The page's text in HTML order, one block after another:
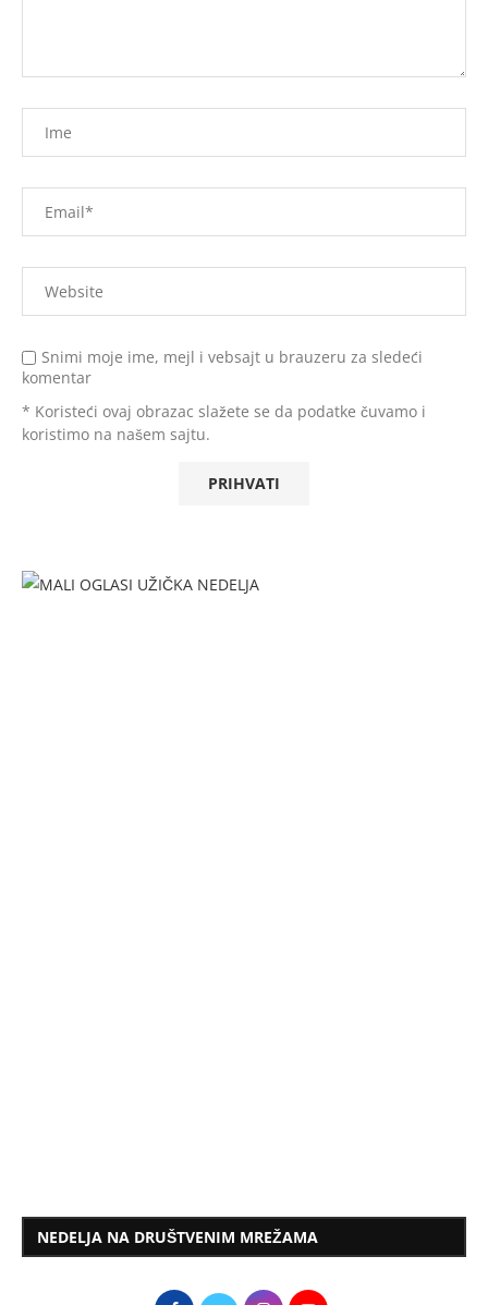
Snimi moje ime, mejl i vebsajt u brauzeru za sledeći
komentar
* Koristeći ovaj obrazac slažete se da podatke čuvamo i
koristimo na našem sajtu.
NEDELJA NA DRUŠTVENIM MREŽAMA